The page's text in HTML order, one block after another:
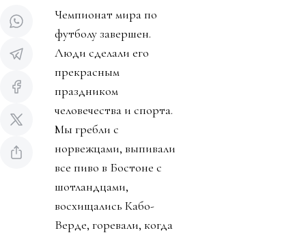
Чемпионат мира по
футболу завершен.
Люди сделали его
прекрасным
праздником
человечества и спорта.
Мы гребли с
норвежцами, выпивали
все пиво в Бостоне с
шотландцами,
восхищались Кабо-
Верде, горевали, когда